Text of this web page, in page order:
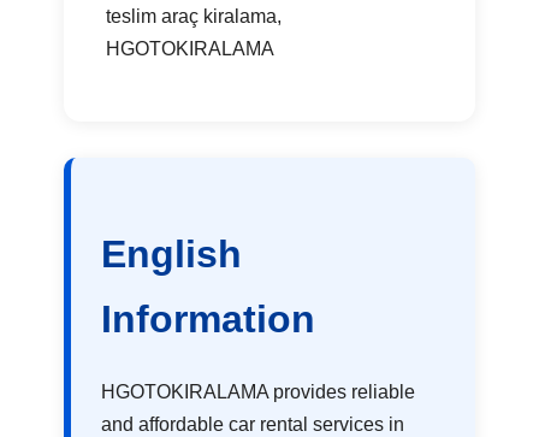
teslim araç kiralama,
HGOTOKIRALAMA
English
Information
HGOTOKIRALAMA provides reliable
and affordable car rental services in